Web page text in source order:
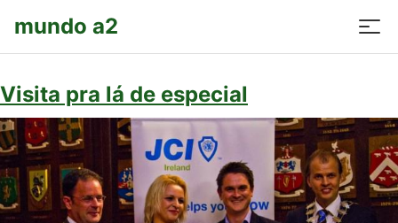
mundo a2
Visita pra lá de especial